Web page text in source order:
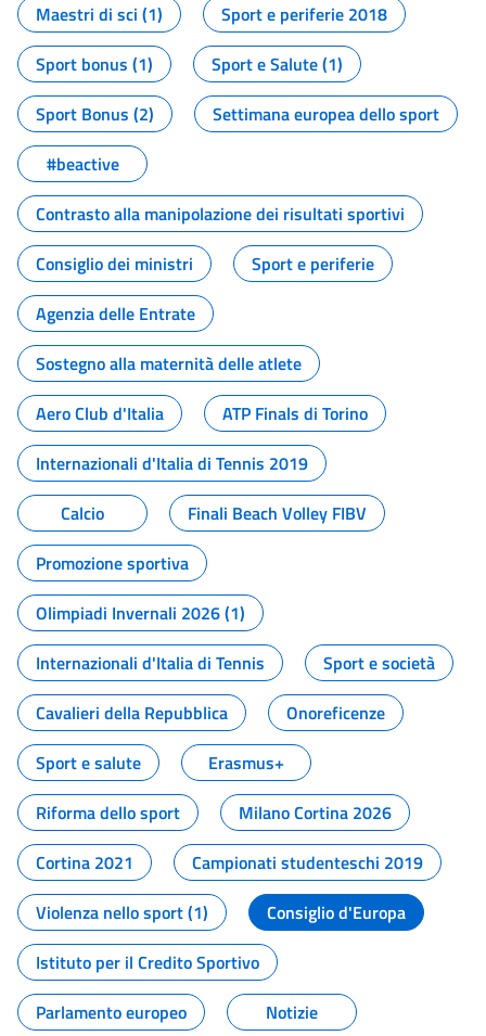
Maestri di sci (1)
Sport e periferie 2018
Sport bonus (1)
Sport e Salute (1)
Sport Bonus (2)
Settimana europea dello sport
#beactive
Contrasto alla manipolazione dei risultati sportivi
Consiglio dei ministri
Sport e periferie
Agenzia delle Entrate
Sostegno alla maternità delle atlete
Aero Club d'Italia
ATP Finals di Torino
Internazionali d'Italia di Tennis 2019
Calcio
Finali Beach Volley FIBV
Promozione sportiva
Olimpiadi Invernali 2026 (1)
Internazionali d'Italia di Tennis
Sport e società
Cavalieri della Repubblica
Onoreficenze
Sport e salute
Erasmus+
Riforma dello sport
Milano Cortina 2026
Cortina 2021
Campionati studenteschi 2019
Violenza nello sport (1)
Consiglio d'Europa
Istituto per il Credito Sportivo
Parlamento europeo
Notizie